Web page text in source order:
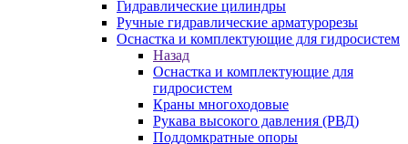
Гидравлические цилиндры
Ручные гидравлические арматурорезы
Оснастка и комплектующие для гидросистем
Назад
Оснастка и комплектующие для
гидросистем
Краны многоходовые
Рукава высокого давления (РВД)
Поддомкратные опоры